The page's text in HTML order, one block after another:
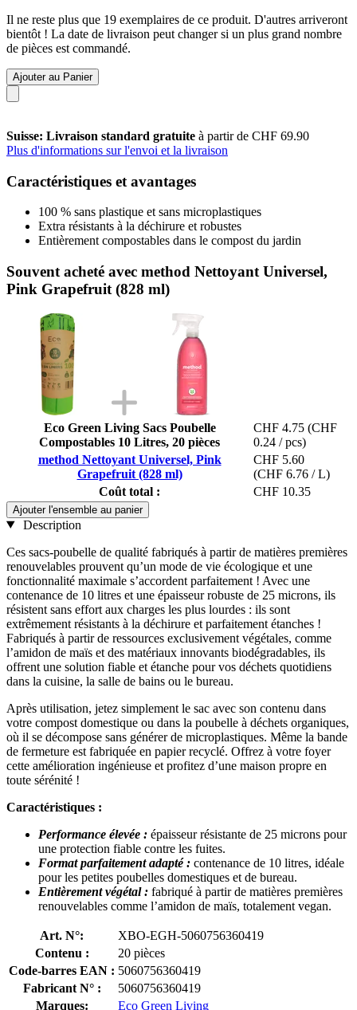
Il ne reste plus que 19 exemplaires de ce produit. D'autres arriveront
bientôt ! La date de livraison peut changer si un plus grand nombre
de pièces est commandé.
Ajouter au Panier
Suisse: Livraison standard gratuite à partir de CHF 69.90
Plus d'informations sur l'envoi et la livraison
Caractéristiques et avantages
100 % sans plastique et sans microplastiques
Extra résistants à la déchirure et robustes
Entièrement compostables dans le compost du jardin
Souvent acheté avec method Nettoyant Universel,
Pink Grapefruit (828 ml)
Eco Green Living Sacs Poubelle
Compostables 10 Litres, 20 pièces
CHF 4.75 (CHF
0.24 / pcs)
method Nettoyant Universel, Pink
Grapefruit (828 ml)
CHF 5.60
(CHF 6.76 / L)
Coût total :
CHF 10.35
Ajouter l'ensemble au panier
Description
Ces sacs-poubelle de qualité fabriqués à partir de matières premières
renouvelables prouvent qu’un mode de vie écologique et une
fonctionnalité maximale s’accordent parfaitement ! Avec une
contenance de 10 litres et une épaisseur robuste de 25 microns, ils
résistent sans effort aux charges les plus lourdes : ils sont
extrêmement résistants à la déchirure et parfaitement étanches !
Fabriqués à partir de ressources exclusivement végétales, comme
l’amidon de maïs et des matériaux innovants biodégradables, ils
offrent une solution fiable et étanche pour vos déchets quotidiens
dans la cuisine, la salle de bains ou le bureau.
Après utilisation, jetez simplement le sac avec son contenu dans
votre compost domestique ou dans la poubelle à déchets organiques,
où il se décompose sans générer de microplastiques. Même la bande
de fermeture est fabriquée en papier recyclé. Offrez à votre foyer
cette amélioration ingénieuse et profitez d’une maison propre en
toute sérénité !
Caractéristiques :
Performance élevée : épaisseur résistante de 25 microns pour
une protection fiable contre les fuites.
Format parfaitement adapté : contenance de 10 litres, idéale
pour les petites poubelles domestiques et de bureau.
Entièrement végétal : fabriqué à partir de matières premières
renouvelables comme l’amidon de maïs, totalement vegan.
Art. N°:
XBO-EGH-5060756360419
Contenu :
20 pièces
Code-barres EAN : 5060756360419
Fabricant N° :
5060756360419
Marques:
Eco Green Living